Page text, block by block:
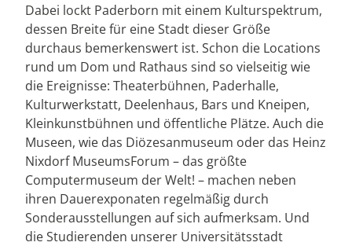
Dabei lockt Paderborn mit einem Kulturspektrum,
dessen Breite für eine Stadt dieser Größe
durchaus bemerkenswert ist. Schon die Locations
rund um Dom und Rathaus sind so vielseitig wie
die Ereignisse: Theaterbühnen, Paderhalle,
Kulturwerkstatt, Deelenhaus, Bars und Kneipen,
Kleinkunstbühnen und öffentliche Plätze. Auch die
Museen, wie das Diözesanmuseum oder das Heinz
Nixdorf MuseumsForum – das größte
Computermuseum der Welt! – machen neben
ihren Dauerexponaten regelmäßig durch
Sonderausstellungen auf sich aufmerksam. Und
die Studierenden unserer Universitätsstadt